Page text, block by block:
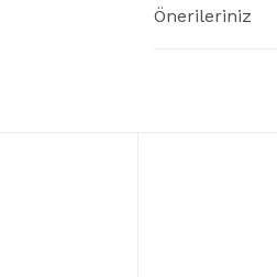
Önerileriniz